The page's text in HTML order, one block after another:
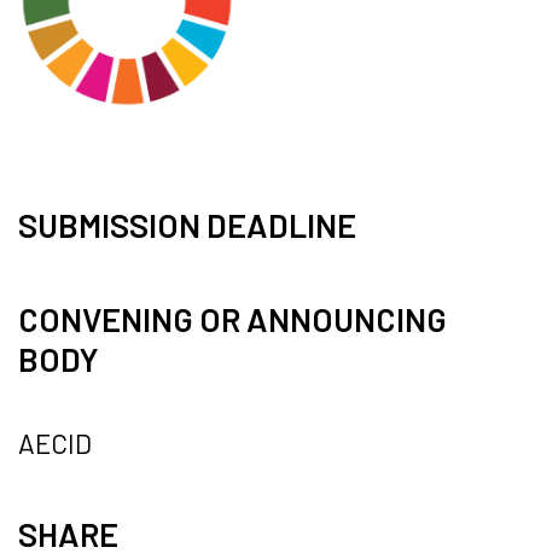
SUBMISSION DEADLINE
CONVENING OR ANNOUNCING
BODY
AECID
SHARE